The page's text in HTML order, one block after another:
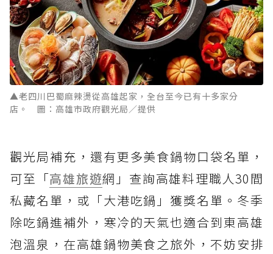
▲老四川巴蜀麻辣燙從高雄起家，全台至今已有十多家分
店。 圖：高雄市政府觀光局／提供
觀光局補充，還有更多美食鍋物口袋名單，
可至「高雄旅遊網」查詢高雄料理職人30間
私藏名單，或「大港吃鍋」獲獎名單。冬季
除吃鍋進補外，寒冷的天氣也適合到東高雄
泡溫泉，在高雄鍋物美食之旅外，不妨安排